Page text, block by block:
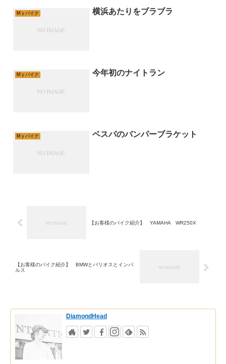
Mｙバイク 横浜あたりをブラブラ
Mｙバイク 今年初のナイトラン
Mｙバイク ベスパのバンパーブラケット
【お客様のバイク紹介】 YAMAHA WR250X
【お客様のバイク紹介】 BMWとバリオスとインパ
ルス
DiamondHead